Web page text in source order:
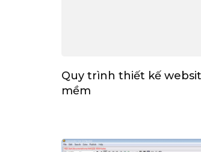
Quy trình thiết kế
mềm